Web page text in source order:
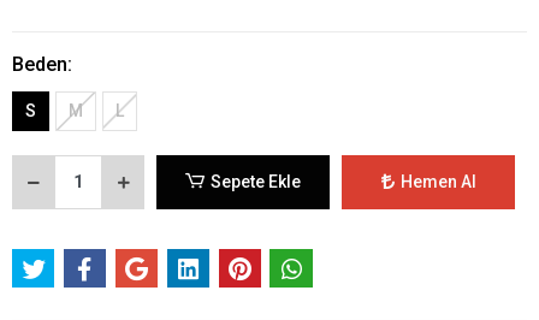
Beden:
S M L
Sepete Ekle Hemen Al